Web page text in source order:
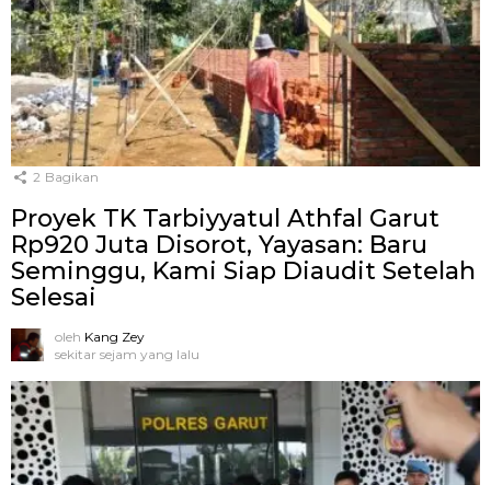
2 Bagikan
Proyek TK Tarbiyyatul Athfal Garut
Rp920 Juta Disorot, Yayasan: Baru
Seminggu, Kami Siap Diaudit Setelah
Selesai
oleh Kang Zey
sekitar sejam yang lalu